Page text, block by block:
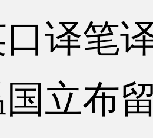
译笔
立布